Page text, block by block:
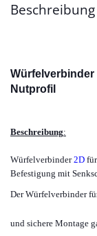
Beschreibung
Würfelverbinder
Nutprofil
Beschreibung:
Würfelverbinder2D für
Befestigung mit
Der Würfelverbinder
und sichere Montage